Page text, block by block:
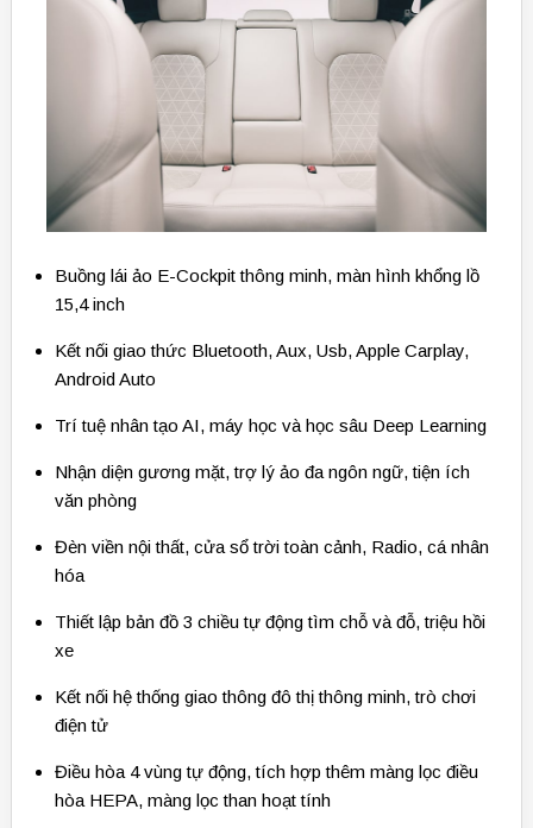
Buồng lái ảo E-Cockpit thông minh, màn hình khổng lồ
15,4 inch
Kết nối giao thức Bluetooth, Aux, Usb, Apple Carplay,
Android Auto
Trí tuệ nhân tạo AI, máy học và học sâu Deep Learning
Nhận diện gương mặt, trợ lý ảo đa ngôn ngữ, tiện ích
văn phòng
Đèn viền nội thất, cửa sổ trời toàn cảnh, Radio, cá nhân
hóa
Thiết lập bản đồ 3 chiều tự động tìm chỗ và đỗ, triệu hồi
xe
Kết nối hệ thống giao thông đô thị thông minh, trò chơi
điện tử
Điều hòa 4 vùng tự động, tích hợp thêm màng lọc điều
hòa HEPA, màng lọc than hoạt tính